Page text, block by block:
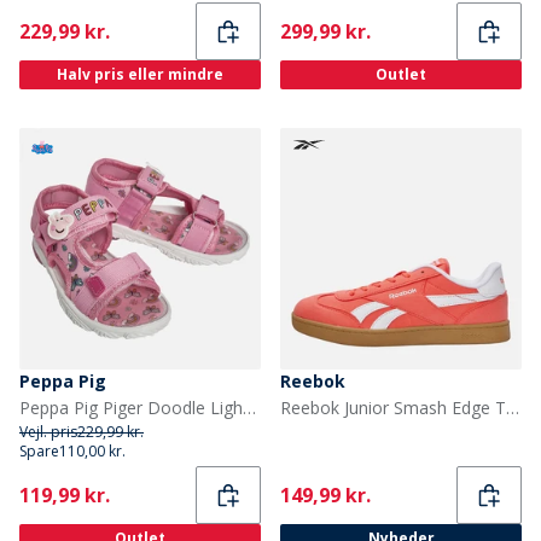
Current
229,99 kr.
Halv pris eller mindre
Current
299,99 kr.
Outlet
Peppa Pig
Peppa Pig Piger Doodle Light Up Sandaler Lyserød
Vejl. pris229,99 kr.
Spare110,00 kr.
Current
119,99 kr.
Reebok
Reebok Junior Smash Edge Træningssko Sunset Coral/Electric Amber/Gum
Current
149,99 kr.